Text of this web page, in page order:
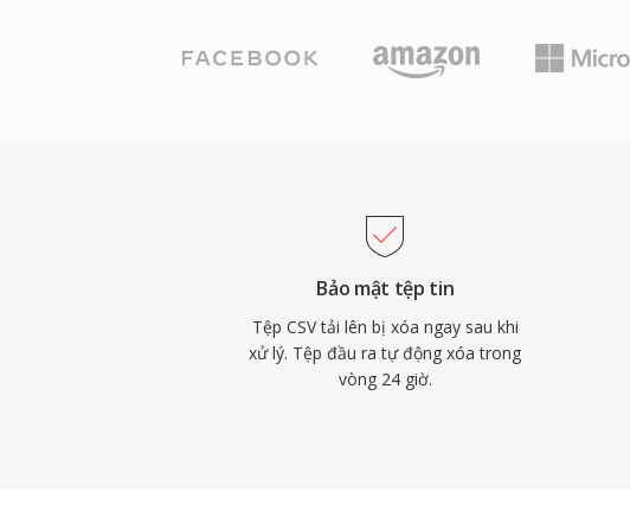
Bảo mật tệp tin
Tệp CSV tải lên bị xóa ngay sau khi
xử lý. Tệp đầu ra tự động xóa trong
vòng 24 giờ.